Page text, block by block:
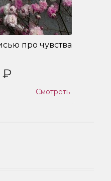
про чувства
₽
Смотреть